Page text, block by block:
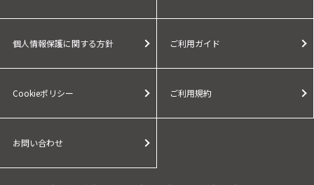
個人情報保護に関する方針 ご利用ガイド
Cookieポリシー ご利用規約
お問い合わせ